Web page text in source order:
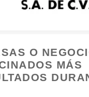
de Aluminio
O
MÁS